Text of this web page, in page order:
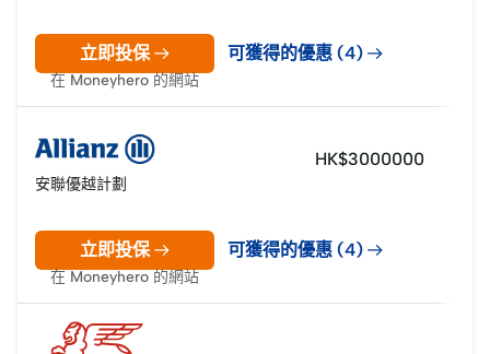
可獲得的優惠 (4)
立即投保
在 Moneyhero 的網站
安聯優越計劃
HK$3000000
可獲得的優惠 (4)
立即投保
在 Moneyhero 的網站